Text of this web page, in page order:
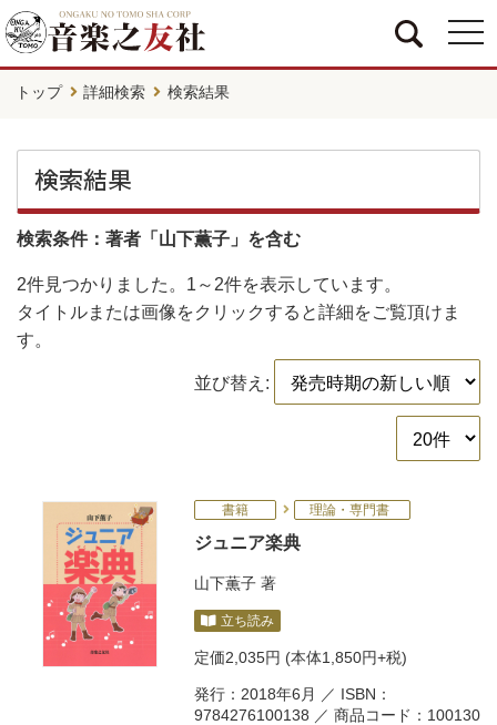
トップ 詳細検索 検索結果
検索結果
検索条件：著者「山下薫子」を含む
2件見つかりました。 1～2件を表示しています。
タイトルまたは画像をクリックすると詳細をご覧頂けま
す。
並び替え:
書籍 理論・専門書
ジュニア楽典
山下薫子 著
立ち読み
定価2,035円 (本体1,850円+税)
発行：2018年6月 ／ ISBN：
9784276100138 ／ 商品コード：100130